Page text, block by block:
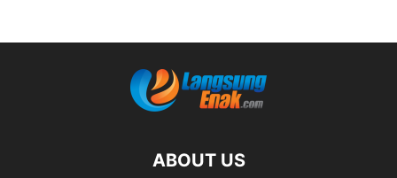
ABOUT US